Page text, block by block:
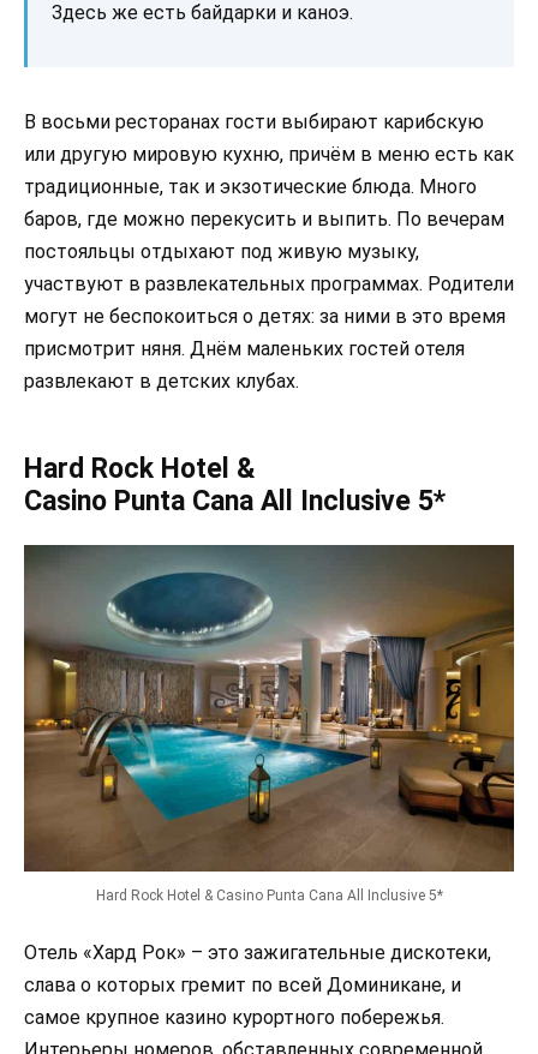
Здесь же есть байдарки и каноэ.
В восьми ресторанах гости выбирают карибскую
или другую мировую кухню, причём в меню есть как
традиционные, так и экзотические блюда. Много
баров, где можно перекусить и выпить. По вечерам
постояльцы отдыхают под живую музыку,
участвуют в развлекательных программах. Родители
могут не беспокоиться о детях: за ними в это время
присмотрит няня. Днём маленьких гостей отеля
развлекают в детских клубах.
Hard Rock Hotel &
Casino Punta Cana All Inclusive 5*
Hard Rock Hotel & Casino Punta Cana All Inclusive 5*
Отель «Хард Рок» – это зажигательные дискотеки,
слава о которых гремит по всей Доминикане, и
самое крупное казино курортного побережья.